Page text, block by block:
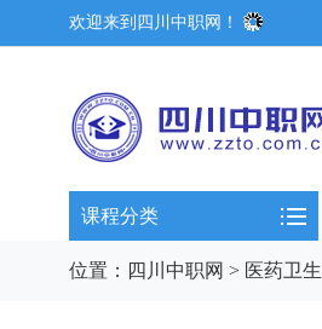
欢迎来到四川中职网！
课程分类
位置： 四川中职网 > 医药卫生